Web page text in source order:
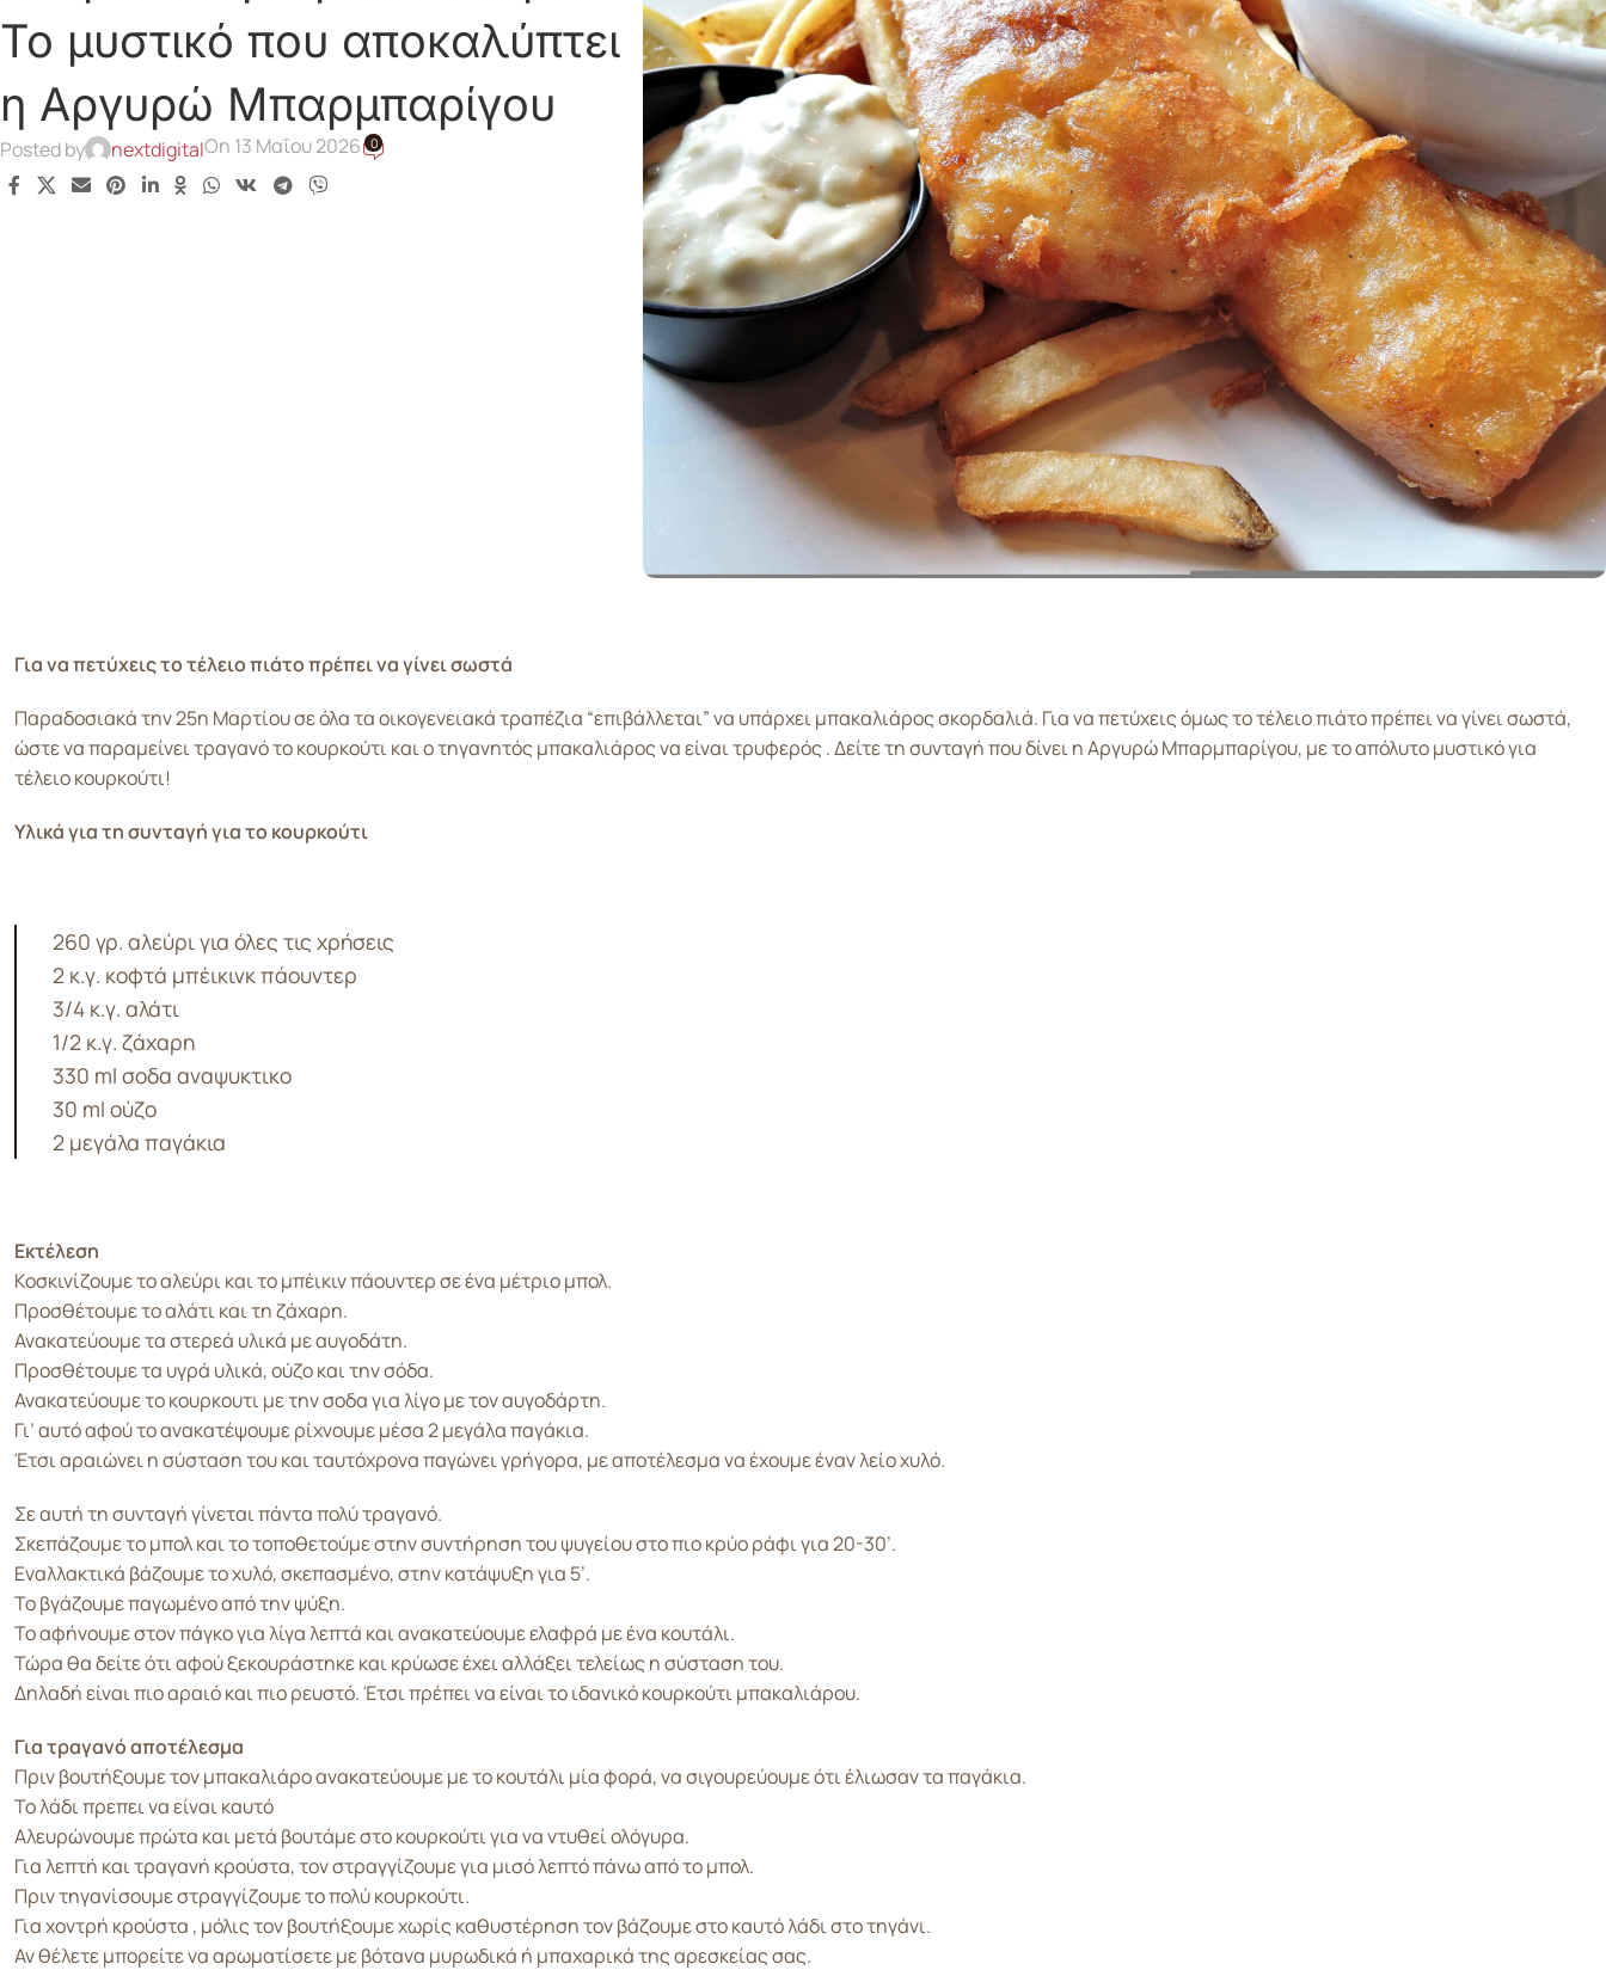
Το μυστικό που αποκαλύπτει
η Αργυρώ Μπαρμπαρίγου
Posted by nextdigitalOn 13 Μαΐου 2026 0
Για να πετύχεις το τέλειο πιάτο πρέπει να γίνει σωστά
Παραδοσιακά την 25η Μαρτίου σε όλα τα οικογενειακά τραπέζια “επιβάλλεται” να υπάρχει μπακαλιάρος σκορδαλιά. Για να πετύχεις όμως το τέλειο πιάτο πρέπει να γίνει σωστά,
ώστε να παραμείνει τραγανό το κουρκούτι και ο τηγανητός μπακαλιάρος να είναι τρυφερός . Δείτε τη συνταγή που δίνει η Αργυρώ Μπαρμπαρίγου, με το απόλυτο μυστικό για
τέλειο κουρκούτι!
Υλικά για τη συνταγή για το κουρκούτι
260 γρ. αλεύρι για όλες τις χρήσεις
2 κ.γ. κοφτά μπέικινκ πάουντερ
3/4 κ.γ. αλάτι
1/2 κ.γ. ζάχαρη
330 ml σοδα αναψυκτικο
30 ml ούζο
2 μεγάλα παγάκια
Εκτέλεση
Κοσκινίζουμε το αλεύρι και το μπέικιν πάουντερ σε ένα μέτριο μπολ.
Προσθέτουμε το αλάτι και τη ζάχαρη.
Ανακατεύουμε τα στερεά υλικά με αυγοδάτη.
Προσθέτουμε τα υγρά υλικά, ούζο και την σόδα.
Ανακατεύουμε το κουρκουτι με την σοδα για λίγο με τον αυγοδάρτη.
Γι’ αυτό αφού το ανακατέψουμε ρίχνουμε μέσα 2 μεγάλα παγάκια.
Έτσι αραιώνει η σύσταση του και ταυτόχρονα παγώνει γρήγορα, με αποτέλεσμα να έχουμε έναν λείο χυλό.
Σε αυτή τη συνταγή γίνεται πάντα πολύ τραγανό.
Σκεπάζουμε το μπολ και το τοποθετούμε στην συντήρηση του ψυγείου στο πιο κρύο ράφι για 20-30’.
Εναλλακτικά βάζουμε το χυλό, σκεπασμένο, στην κατάψυξη για 5’.
Το βγάζουμε παγωμένο από την ψύξη.
Το αφήνουμε στον πάγκο για λίγα λεπτά και ανακατεύουμε ελαφρά με ένα κουτάλι.
Τώρα θα δείτε ότι αφού ξεκουράστηκε και κρύωσε έχει αλλάξει τελείως η σύσταση του.
Δηλαδή είναι πιο αραιό και πιο ρευστό. Έτσι πρέπει να είναι το ιδανικό κουρκούτι μπακαλιάρου.
Για τραγανό αποτέλεσμα
Πριν βουτήξουμε τον μπακαλιάρο ανακατεύουμε με το κουτάλι μία φορά, να σιγουρεύουμε ότι έλιωσαν τα παγάκια.
Το λάδι πρεπει να είναι καυτό
Αλευρώνουμε πρώτα και μετά βουτάμε στο κουρκούτι για να ντυθεί ολόγυρα.
Για λεπτή και τραγανή κρούστα, τον στραγγίζουμε για μισό λεπτό πάνω από το μπολ.
Πριν τηγανίσουμε στραγγίζουμε το πολύ κουρκούτι.
Για χοντρή κρούστα , μόλις τον βουτήξουμε χωρίς καθυστέρηση τον βάζουμε στο καυτό λάδι στο τηγάνι.
Αν θέλετε μπορείτε να αρωματίσετε με βότανα μυρωδικά ή μπαχαρικά της αρεσκείας σας.